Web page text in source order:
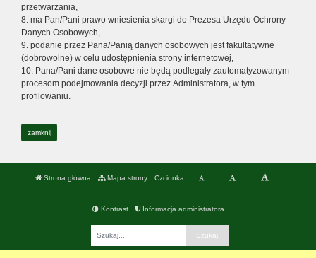
przetwarzania,
8. ma Pan/Pani prawo wniesienia skargi do Prezesa Urzędu Ochrony
Danych Osobowych,
9. podanie przez Pana/Panią danych osobowych jest fakultatywne
(dobrowolne) w celu udostępnienia strony internetowej,
10. Pana/Pani dane osobowe nie będą podlegały zautomatyzowanym
procesom podejmowania decyzji przez Administratora, w tym
profilowaniu.
zamknij
Strona główna Mapa strony Czcionka
Kontrast Informacja administratora